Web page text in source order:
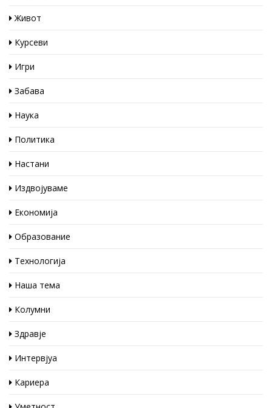
Живот
Курсеви
Игри
Забава
Наука
Политика
Настани
Издвојуваме
Економија
Образование
Технологија
Наша тема
Колумни
Здравје
Интервјуа
Кариера